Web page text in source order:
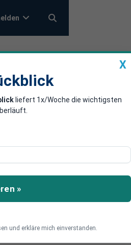
X
liefert 1x/Woche die wichtigsten
»
und erkläre mich einverstanden.